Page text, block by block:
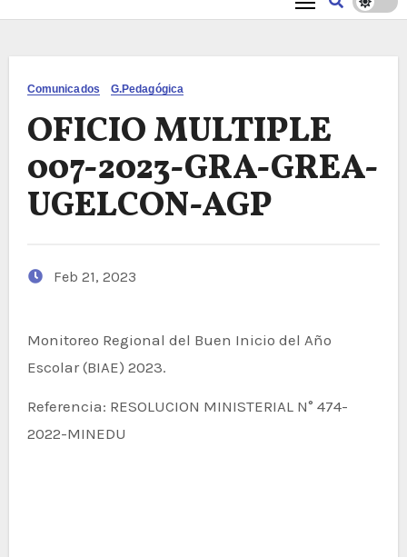
Comunicados G.Pedagógica
OFICIO MULTIPLE
007-2023-GRA-GREA-
UGELCON-AGP
Feb 21, 2023
Monitoreo Regional del Buen Inicio del Año
Escolar (BIAE) 2023.
Referencia: RESOLUCION MINISTERIAL N° 474-
2022-MINEDU